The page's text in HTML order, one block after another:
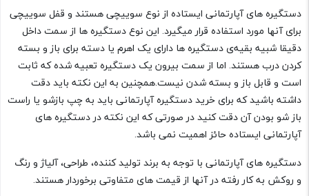
دستگیره های آپارتمانی ایستاده از نوع سوییچی هستند و قفل سوییچی
برای آنها مورد استفاده قرار میگیرد. این نوع دستگیره ها از سمت داخل
دقیقا شبیه بقیه‌ی دستگیره ها دارای یک اهرم یا دسته برای باز و بسته
کردن درب هستند. اما از سمت بیرون یک دستگیره تعبیه شده که ثابت
است و قابل باز و بسته شدن نیست.همچنین به این نکته باید دقت
داشته باشید که برای خرید دستگیره آپارتمانی باید به چپ بازشو یا راست
باز شو بودن آن دقت کنید در صورتی که این نکته در دستگیره های
آپارتمانی ایستاده حائز اهمیت نمی باشد.
دستگیره های آپارتمانی با توجه به برند تولید کننده، طراحی، آلیاژ و رنگ
و روکش به کار رفته در آنها از قیمت های متفاوتی برخوردار هستند.